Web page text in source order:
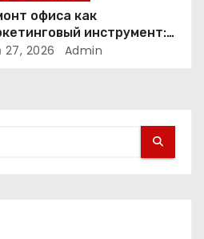
офиса как
инструмент:
физическое
2026 Admin